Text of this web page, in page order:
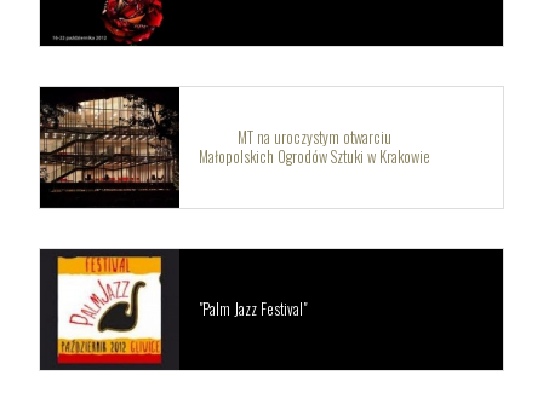
MT na uroczystym otwarciu
Małopolskich Ogrodów Sztuki w Krakowie
"Palm Jazz Festival"